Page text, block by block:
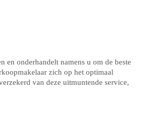
en onderhandelt namens u om de beste
zich op het optimaal
van deze uitmuntende service,